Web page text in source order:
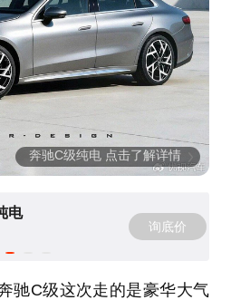
奔驰C级纯电 点击了解详情
电
询底价
驰C级这次走的是豪华大气